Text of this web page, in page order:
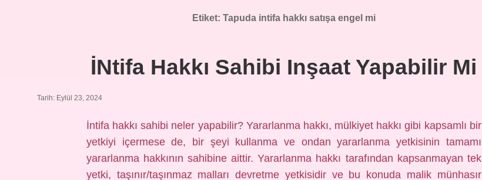
Etiket: Tapuda intifa hakkı satışa engel mi
İNtifa Hakkı Sahibi Inşaat Yapabilir Mi
Tarih: Eylül 23, 2024
İntifa hakkı sahibi neler yapabilir? Yararlanma hakkı, mülkiyet hakkı gibi kapsamlı bir
yetkiyi içermese de, bir şeyi kullanma ve ondan yararlanma yetkisinin tamamı
yararlanma hakkının sahibine aittir. Yararlanma hakkı tarafından kapsanmayan tek
yetki, taşınır/taşınmaz malları devretme yetkisidir ve bu konuda malik münhasır